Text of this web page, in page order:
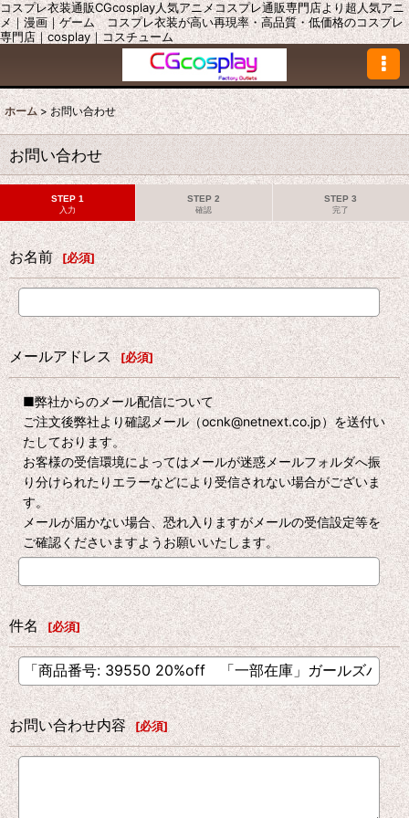
コスプレ衣装通販CGcosplay人気アニメコスプレ通販専門店より超人気アニ
メ｜漫画｜ゲーム コスプレ衣装が高い再現率・高品質・低価格のコスプレ
専門店｜cosplay｜コスチューム
ホーム > お問い合わせ
お問い合わせ
STEP 1
入力
STEP 2
確認
STEP 3
完了
お名前 [必須]
メールアドレス [必須]
■弊社からのメール配信について
ご注文後弊社より確認メール（ocnk@netnext.co.jp）を送付い
たしております。
お客様の受信環境によってはメールが迷惑メールフォルダへ振
り分けられたりエラーなどにより受信されない場合がございま
す。
メールが届かない場合、恐れ入りますがメールの受信設定等を
ご確認くださいますようお願いいたします。
件名 [必須]
お問い合わせ内容 [必須]